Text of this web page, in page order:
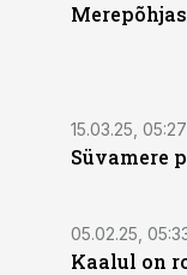
15.03.25, 05:27
Süvamere
05.02.25,
Kaalul on